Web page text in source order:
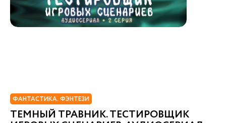
ФАНТАСТИКА. ФЭНТЕЗИ
ТЕМНЫЙ ТРАВНИК. ТЕСТИРОВЩИК